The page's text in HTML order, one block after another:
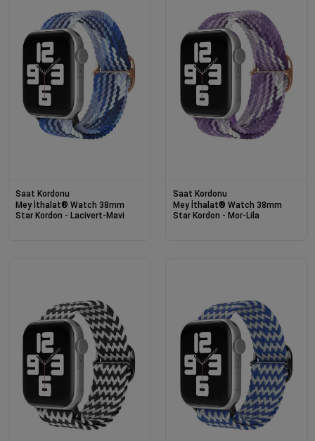
Saat Kordonu
Mey İthalat® Watch 38mm
Star Kordon - Lacivert-Mavi
Saat Kordonu
Mey İthalat® Watch 38mm
Star Kordon - Mor-Lila